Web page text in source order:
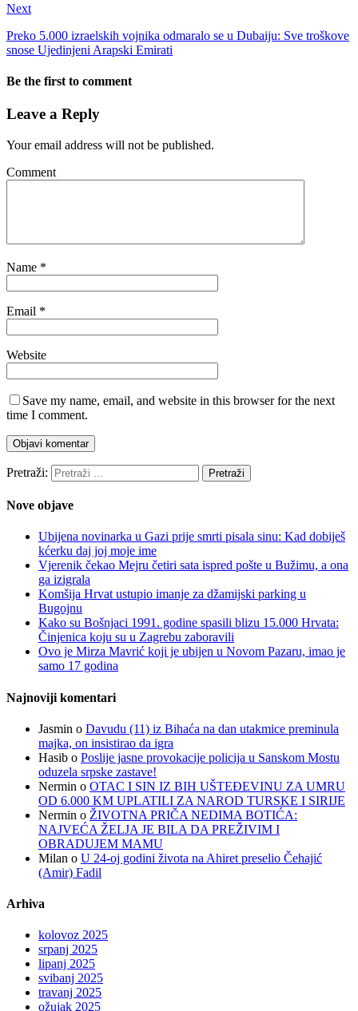
Next
Preko 5.000 izraelskih vojnika odmaralo se u Dubaiju: Sve troškove
snose Ujedinjeni Arapski Emirati
Be the first to comment
Leave a Reply
Your email address will not be published.
Comment
Name *
Email *
Website
Save my name, email, and website in this browser for the next
time I comment.
Pretraži:
Nove objave
Ubijena novinarka u Gazi prije smrti pisala sinu: Kad dobiješ
kćerku daj joj moje ime
Vjerenik čekao Mejru četiri sata ispred pošte u Bužimu, a ona
ga izigrala
Komšija Hrvat ustupio imanje za džamijski parking u
Bugojnu
Kako su Bošnjaci 1991. godine spasili blizu 15.000 Hrvata:
Činjenica koju su u Zagrebu zaboravili
Ovo je Mirza Mavrić koji je ubijen u Novom Pazaru, imao je
samo 17 godina
Najnoviji komentari
Jasmin o Davudu (11) iz Bihaća na dan utakmice preminula
majka, on insistirao da igra
Hasib o Poslije jasne provokacije policija u Sanskom Mostu
oduzela srpske zastave!
Nermin o OTAC I SIN IZ BIH UŠTEĐEVINU ZA UMRU
OD 6.000 KM UPLATILI ZA NAROD TURSKE I SIRIJE
Nermin o ŽIVOTNA PRIČA NEDIMA BOTIĆA:
NAJVEĆA ŽELJA JE BILA DA PREŽIVIM I
OBRADUJEM MAMU
Milan o U 24-oj godini života na Ahiret preselio Čehajić
(Amir) Fadil
Arhiva
kolovoz 2025
srpanj 2025
lipanj 2025
svibanj 2025
travanj 2025
ožujak 2025